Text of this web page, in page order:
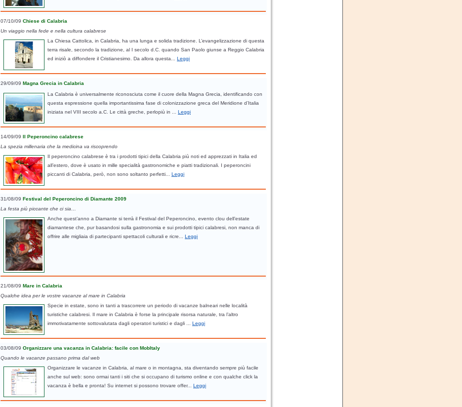
07/10/09 Chiese di Calabria
Un viaggio nella fede e nella cultura calabrese
La Chiesa Cattolica, in Calabria, ha una lunga e solida tradizione. L’evangelizzazione di questa
terra risale, secondo la tradizione, al I secolo d.C. quando San Paolo giunse a Reggio Calabria
ed iniziò a diffondere il Cristianesimo. Da allora questa... Leggi
29/09/09 Magna Grecia in Calabria
La Calabria è universalmente riconosciuta come il cuore della Magna Grecia, identificando con
questa espressione quella importantissima fase di colonizzazione greca del Meridione d’Italia
iniziata nel VIII secolo a.C. Le città greche, perlopiù in ... Leggi
14/09/09 Il Peperoncino calabrese
La spezia millenaria che la medicina va riscoprendo
Il peperoncino calabrese è tra i prodotti tipici della Calabria più noti ed apprezzati in Italia ed
all’estero, dove è usato in mille specialità gastronomiche e piatti tradizionali. I peperoncini
piccanti di Calabria, però, non sono soltanto perfetti... Leggi
31/08/09 Festival del Peperoncino di Diamante 2009
La festa più piccante che ci sia…
Anche quest’anno a Diamante si terrà il Festival del Peperoncino, evento clou dell’estate
diamantese che, pur basandosi sulla gastronomia e sui prodotti tipici calabresi, non manca di
offrire alle migliaia di partecipanti spettacoli culturali e ricre... Leggi
21/08/09 Mare in Calabria
Qualche idea per le vostre vacanze al mare in Calabria
Specie in estate, sono in tanti a trascorrere un periodo di vacanze balneari nelle località
turistiche calabresi. Il mare in Calabria è forse la principale risorsa naturale, tra l’altro
immotivatamente sottovalutata dagli operatori turistici e dagli ... Leggi
03/08/09 Organizzare una vacanza in Calabria: facile con MobItaly
Quando le vacanze passano prima dal web
Organizzare le vacanze in Calabria, al mare o in montagna, sta diventando sempre più facile
anche sul web: sono ormai tanti i siti che si occupano di turismo online e con qualche click la
vacanza è bella e pronta! Su internet si possono trovare offer... Leggi